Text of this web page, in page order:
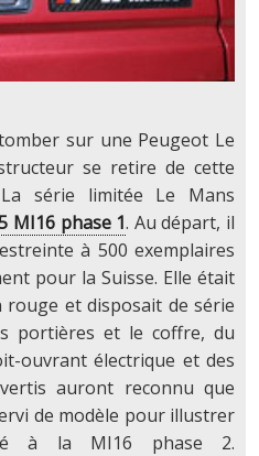
sur une Peugeot Le
se retire de cette
La série limitée Le Mans
MI16 phase 1. Au départ, il
à 500 exemplaires
pour la Suisse. Elle était
et disposait de série
portières et le coffre, du
ouvrant électrique et des
auront reconnu que
de modèle pour illustrer
à la MI16 phase 2.